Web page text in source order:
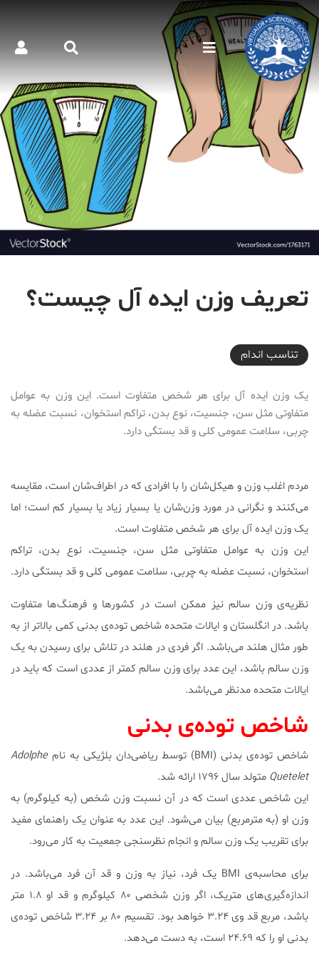
تعریف وزن ایده آل چیست؟
2021-06-14T16:16:44+04:30
تناسب اندام
یک وزن ایده آل برای هر شخص متفاوت است. این وزن به عوامل
متفاوتی مثل سن، جنسیت، نوع بدن، تراکم استخوان، نسبت عضله به
چربی، سلامت عمومی کلی و قد بستگی دارد.
مردم اغلب وزن و هیکل‌شان را با افرادی که در اطراف‌شان است، مقایسه
می‌کنند و نگرانی در مورد وزن‌شان یا بسیار زیاد یا بسیار کم است؛ اما
یک وزن ایده آل برای هر شخص متفاوت است.
این وزن به عوامل متفاوتی مثل سن، جنسیت، نوع بدن، تراکم
استخوان، نسبت عضله به چربی، سلامت عمومی کلی و قد بستگی دارد.
نظریه‌ی وزن سالم نیز ممکن است در کشورها و فرهنگ‌‌ها متفاوت
باشد. در انگلستان و ایالات متحده شاخص توده‌ی بدنی کمی بالاتر از به
طور مثال هلند می‌باشد. اگر فردی در هلند در تلاش برای رسیدن به یک
وزن سالم باشد، این عدد برای وزن سالم کمتر از عددی است که باید در
ایالات متحده مدنظر می‌باشد.
شاخص توده‌ی بدنی
شاخص توده‌ی بدنی (BMI) توسط ریاضی‌دان بلژیکی به نام
Adolphe
Quetelet متولد سال ۱۷۹۶ ارائه شد.
این شاخص عددی است که در آن نسبت وزن شخص (به کیلوگرم) به
وزن او (به مترمربع) بیان می‌شود. این عدد به عنوان یک راهنمای مفید
برای تقریب یک وزن سالم و انجام نظرسنجی جمعیت به کار می‌رود.
برای محاسبه‌ی BMI یک فرد، نیاز به وزن و قد آن فرد می‌باشد. در
اندازه‌گیری‌های متریک، اگر وزن شخصی ۸۰ کیلوگرم و قد او ۱.۸ متر
باشد، مربع قد وی ۳.۲۴ خواهد بود. تقسیم ۸۰ بر ۳.۲۴ شاخص توده‌ی
بدنی او را که ۲۴.۶۹ است، به دست می‌دهد.